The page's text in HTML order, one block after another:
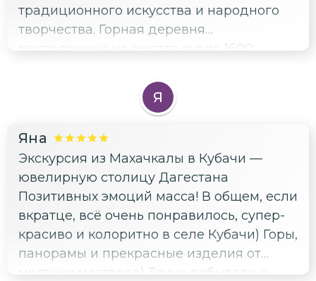
традиционного искусства и народного
творчества. Горная деревня
расположена на высоте около 1600
дышится легко. Особенно понравилось
участие в мастер-классе по
кулончик собственноручно! Закрепили
визит местным застольем с фирменными
блюдами — пальчики оближешь!
Спасибо нашему гиду Расулу за теплую
встречу и искреннюю заботу!
Я
Яна
Экскурсия из Махачкалы в Кубачи —
ювелирную столицу Дагестана
Позитивных эмоций масса! В общем, если
вкратце, всё очень понравилось, супер-
красиво и колоритно в селе Кубачи) Горы,
панорамы и прекрасные изделия от
местных мастеров) Точно побывали в